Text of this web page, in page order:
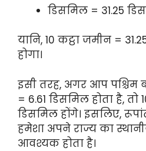
डिसमिल = 31.25
यानि, 10 कट्ठा जमीन =
होगा।
इसी तरह, अगर आप पश्चिम
= 6.61 डिसमिल होता है, तो
डिसमिल होंगे। इसलिए,
हमेशा अपने राज्य का
आवश्यक होता है।